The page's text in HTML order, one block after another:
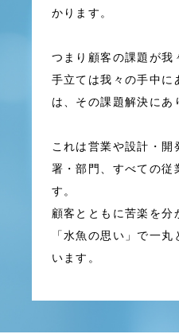
かります。
つまり顧客の課題が我
手立ては我々の手中に
は、その課題解決にあ
これは営業や設計・
署・部門、すべての従
す。
顧客とともに苦楽を分
「水魚の思い」で一
います。